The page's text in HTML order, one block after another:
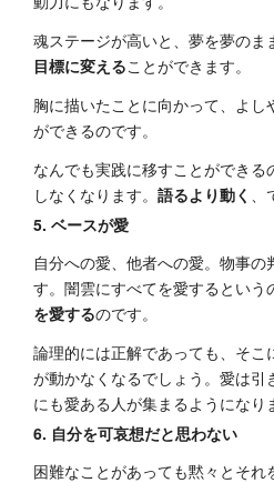
魂ステージが高いと、夢を夢のま
目標に変えることができます。
胸に描いたことに向かって、よし
ができるのです。
なんでも実践に移すことができる
しなくなります。 語るより動く
5. ベースが愛
自分への愛、他者への愛。物事の
す。闇雲にすべてを愛するという
を愛するのです。
論理的には正解であっても、そ
が動かなくなるでしょう。愛は引
にも愛ある人が集まるようになり
6. 自分を可哀想だと思わない
困難なことがあっても黙々とそれ